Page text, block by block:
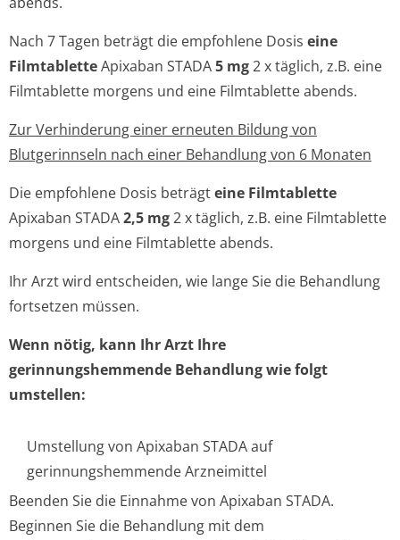
Nach 7 Tagen beträgt die empfohlene Dosis eine
FilmtabletteApixaban STADA5 mg2 x täglich, z.B. eine
Filmtablette morgens und eine Filmtablette abends.
Zur Verhinderung einer erneuten Bildung von
Blutgerinnseln nach einer Behandlung von 6 Monaten
Die empfohlene Dosis beträgteine Filmtablette
Apixaban STADA2,5 mg2 x täglich, z.B. eine Filmtablette
morgens und eine Filmtablette abends.
Ihr Arzt wird entscheiden, wie lange Sie die Behandlung
fortsetzen müssen.
Wenn nötig, kann Ihr Arzt Ihre
gerinnungshemmende Behandlung wie folgt
umstellen:
Umstellung von Apixaban STADA auf
gerinnungshemmende Arzneimittel
Beenden Sie die Einnahme von Apixaban STADA.
Beginnen Sie die Behandlung mit dem